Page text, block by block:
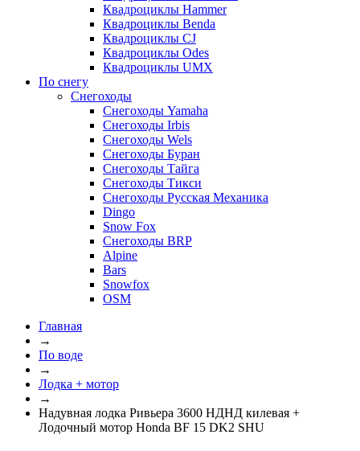
Квадроциклы Hammer
Квадроциклы Benda
Квадроциклы CJ
Квадроциклы Odes
Квадроциклы UMX
По снегу
Снегоходы
Снегоходы Yamaha
Снегоходы Irbis
Снегоходы Wels
Снегоходы Буран
Снегоходы Тайга
Снегоходы Тикси
Снегоходы Русская Механика
Dingo
Snow Fox
Снегоходы BRP
Alpine
Bars
Snowfox
OSM
Главная
→
По воде
→
Лодка + мотор
→
Надувная лодка Ривьера 3600 НДНД килевая +
Лодочный мотор Honda BF 15 DK2 SHU